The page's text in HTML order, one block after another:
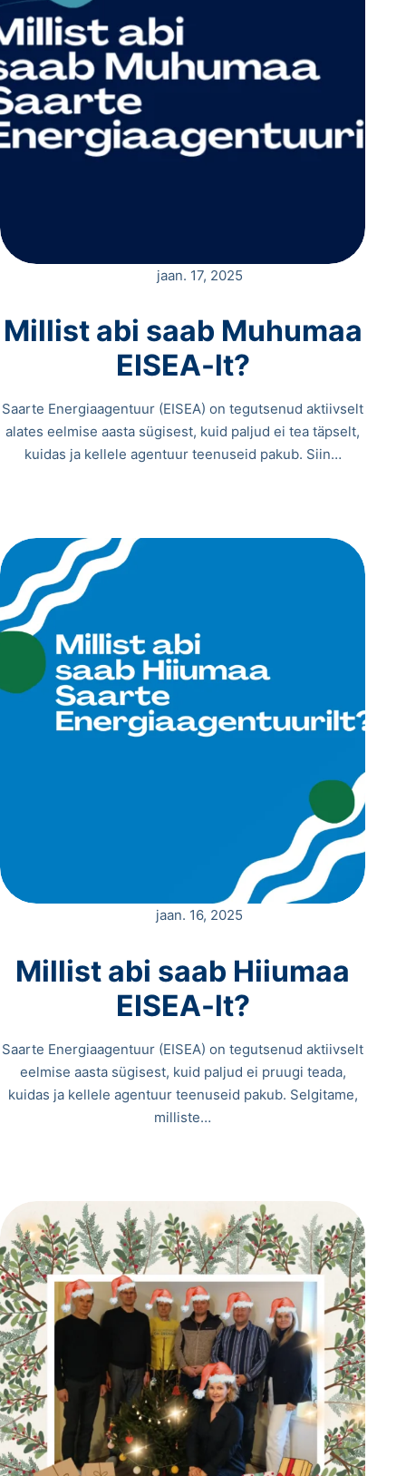
jaan. 17, 2025
Millist abi saab Muhumaa
EISEA-lt?
Saarte Energiaagentuur (EISEA) on tegutsenud aktiivselt
alates eelmise aasta sügisest, kuid paljud ei tea täpselt,
kuidas ja kellele agentuur teenuseid pakub. Siin…
jaan. 16, 2025
Millist abi saab Hiiumaa
EISEA-lt?
Saarte Energiaagentuur (EISEA) on tegutsenud aktiivselt
eelmise aasta sügisest, kuid paljud ei pruugi teada,
kuidas ja kellele agentuur teenuseid pakub. Selgitame,
milliste…